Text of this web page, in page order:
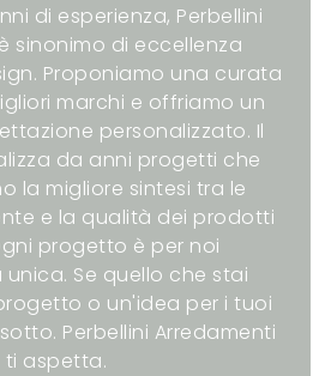
di esperienza, Perbellini
sinonimo di eccellenza
Proponiamo una curata
marchi e offriamo un
personalizzato. Il
da anni progetti che
la migliore sintesi tra le
e la qualità dei prodotti
progetto è per noi
unica. Se quello che stai
o un'idea per i tuoi
Perbellini Arredamenti
ti aspetta.